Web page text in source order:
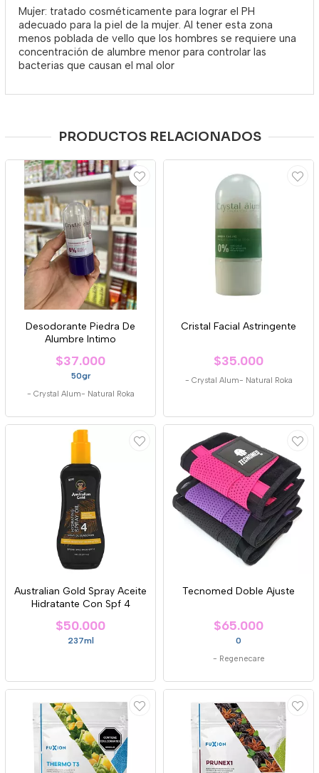
Mujer: tratado cosméticamente para lograr el PH
adecuado para la piel de la mujer. Al tener esta zona
menos poblada de vello que los hombres se requiere una
concentración de alumbre menor para controlar las
bacterias que causan el mal olor
PRODUCTOS RELACIONADOS
Desodorante Piedra De
Alumbre Intimo
$37.000
50gr
- Crystal Alum- Natural Roka
Cristal Facial Astringente
$35.000
- Crystal Alum- Natural Roka
Australian Gold Spray Aceite
Hidratante Con Spf 4
$50.000
237ml
Tecnomed Doble Ajuste
$65.000
0
- Regenecare